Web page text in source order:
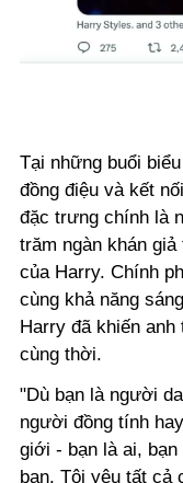
Tại những buổi
đồng điệu và kết
đặc trưng chính là
trăm ngàn khán
của Harry. Chính
cùng khả năng
Harry đã khiến
cùng thời.
"Dù bạn là người
người đồng tính
giới - bạn là ai,
bạn. Tôi yêu tất